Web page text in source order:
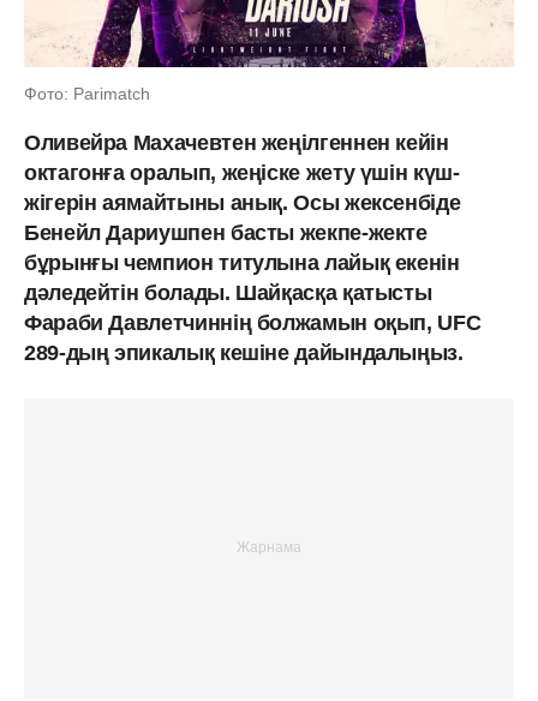
Фото: Parimatch
Оливейра Махачевтен жеңілгеннен кейін
октагонға оралып, жеңіске жету үшін күш-
жігерін аямайтыны анық. Осы жексенбіде
Бенейл Дариушпен басты жекпе-жекте
бұрынғы чемпион титулына лайық екенін
дәледейтін болады. Шайқасқа қатысты
Фараби Давлетчиннің болжамын оқып, UFC
289-дың эпикалық кешіне дайындалыңыз.